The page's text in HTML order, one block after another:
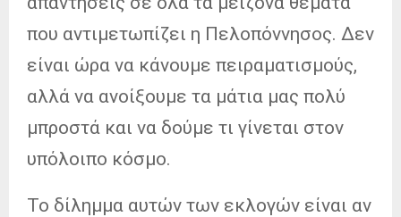
που αντιμετωπίζει η Πελοπόννησος. Δεν
είναι ώρα να κάνουμε πειραματισμούς,
αλλά να ανοίξουμε τα μάτια μας πολύ
μπροστά και να δούμε τι γίνεται στον
υπόλοιπο κόσμο.
Το δίλημμα αυτών των εκλογών είναι αν